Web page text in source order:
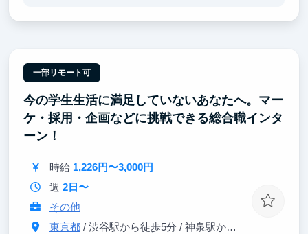
一部リモート可
今の学生生活に満足していないあなたへ。マー
ケ・採用・企画などに挑戦できる総合職インタ
ーン！
時給 1,226円〜3,000円
週 2日〜
その他
東京都/ 渋谷駅から徒歩5分 / 神泉駅から徒歩3分